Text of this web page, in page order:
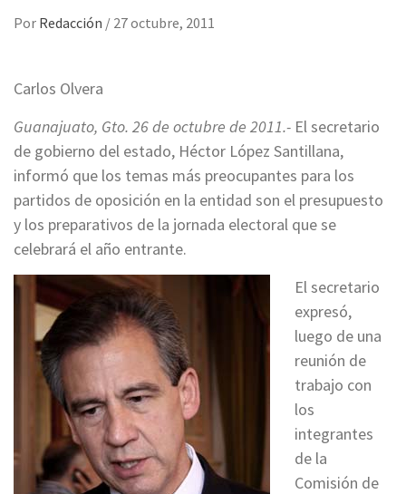
Por Redacción / 27 octubre, 2011
Carlos Olvera
Guanajuato, Gto. 26 de octubre de 2011.- El secretario
de gobierno del estado, Héctor López Santillana,
informó que los temas más preocupantes para los
partidos de oposición en la entidad son el presupuesto
y los preparativos de la jornada electoral que se
celebrará el año entrante.
El secretario
expresó,
luego de una
reunión de
trabajo con
los
integrantes
de la
Comisión de